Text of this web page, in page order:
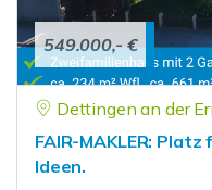
549.000,- €
Dettingen an der
FAIR-MAKLER:
Ideen.